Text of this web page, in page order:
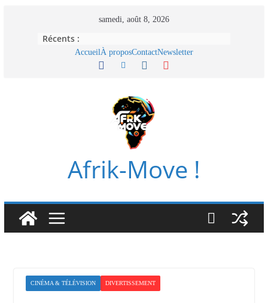
samedi, août 8, 2026
Récents :
AccueilÀ proposContactNewsletter
Afrik-Move !
CINÉMA & TÉLÉVISION DIVERTISSEMENT